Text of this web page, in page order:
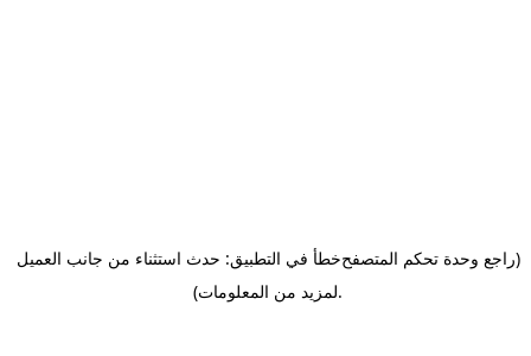
خطأ في التطبيق: حدث استثناء من جانب العميل(راجع وحدة تحكم المتصفح
لمزيد من المعلومات).